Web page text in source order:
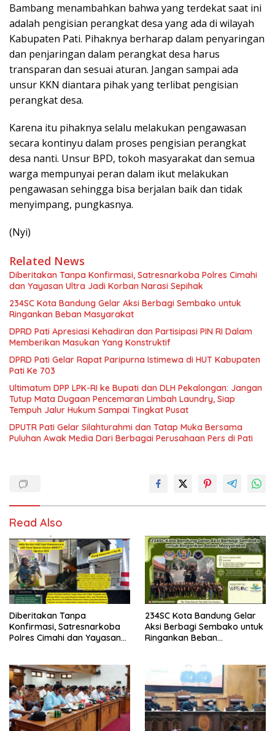
Bambang menambahkan bahwa yang terdekat saat ini
adalah pengisian perangkat desa yang ada di wilayah
Kabupaten Pati. Pihaknya berharap dalam penyaringan
dan penjaringan dalam perangkat desa harus
transparan dan sesuai aturan. Jangan sampai ada
unsur KKN diantara pihak yang terlibat pengisian
perangkat desa.
Karena itu pihaknya selalu melakukan pengawasan
secara kontinyu dalam proses pengisian perangkat
desa nanti. Unsur BPD, tokoh masyarakat dan semua
warga mempunyai peran dalam ikut melakukan
pengawasan sehingga bisa berjalan baik dan tidak
menyimpang, pungkasnya.
(Nyi)
Related News
Diberitakan Tanpa Konfirmasi, Satresnarkoba Polres Cimahi
dan Yayasan Ultra Jadi Korban Narasi Sepihak
234SC Kota Bandung Gelar Aksi Berbagi Sembako untuk
Ringankan Beban Masyarakat
DPRD Pati Apresiasi Kehadiran dan Partisipasi PIN RI Dalam
Memberikan Masukan Yang Konstruktif
DPRD Pati Gelar Rapat Paripurna Istimewa di HUT Kabupaten
Pati Ke 703
Ultimatum DPP LPK-RI ke Bupati dan DLH Pekalongan: Jangan
Tutup Mata Dugaan Pencemaran Limbah Laundry, Siap
Tempuh Jalur Hukum Sampai Tingkat Pusat
DPUTR Pati Gelar Silahturahmi dan Tatap Muka Bersama
Puluhan Awak Media Dari Berbagai Perusahaan Pers di Pati
Read Also
Diberitakan Tanpa
Konfirmasi, Satresnarkoba
Polres Cimahi dan Yayasan
234SC Kota Bandung Gelar
Aksi Berbagi Sembako untuk
Ringankan Beban